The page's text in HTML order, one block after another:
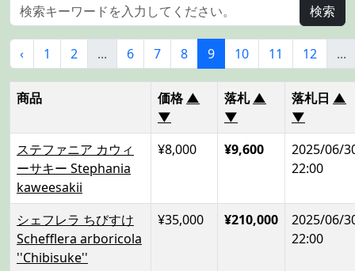
‹ 1 2 ... 6 7 8 9 10 11 12 ...
商品 価格▲
▼
落札▲
▼
落札日 ▲
▼
ステファニア カウィ
ーサキー Stephania
kaweesakii
¥8,000 ¥9,600
2025/06/
22:00
シェフレラ ちびすけ
Schefflera arboricola
''Chibisuke''
¥35,000 ¥210,000
2025/06/
22:00